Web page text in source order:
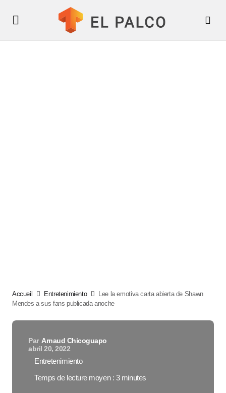
Accueil Entretenimiento
Lee la emotiva carta abierta de Shawn
Mendes a sus fans publicada anoche
Par Arnaud Chicoguapo
abril 20, 2022
Entretenimiento
Temps de lecture moyen : 3 minutes